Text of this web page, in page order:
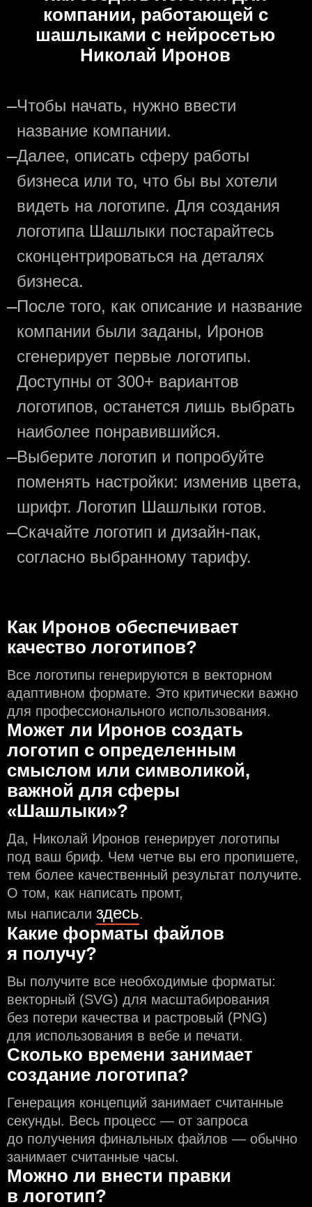
компании, работающей с
шашлыками с нейросетью
Николай Иронов
—Чтобы начать, нужно ввести
название компании.
—Далее, описать сферу работы
бизнеса или то, что бы вы хотели
видеть на логотипе. Для создания
логотипа Шашлыки постарайтесь
сконцентрироваться на деталях
бизнеса.
—После того, как описание и название
компании были заданы, Иронов
сгенерирует первые логотипы.
Доступны от 300+ вариантов
логотипов, останется лишь выбрать
наиболее понравившийся.
—Выберите логотип и попробуйте
поменять настройки: изменив цвета,
шрифт. Логотип Шашлыки готов.
—Скачайте логотип и дизайн-пак,
согласно выбранному тарифу.
Как Иронов обеспечивает
качество логотипов?
Все логотипы генерируются в векторном
адаптивном формате. Это критически важно
для профессионального использования.
Может ли Иронов создать
логотип с определeнным
смыслом или символикой,
важной для сферы
«Шашлыки»?
Да, Николай Иронов генерирует логотипы
под ваш бриф. Чем чeтче вы его пропишете,
тем более качественный результат получите.
О том, как написать промт,
мы написали здесь.
Какие форматы файлов
я получу?
Вы получите все необходимые форматы:
векторный (SVG) для масштабирования
без потери качества и растровый (PNG)
для использования в вебе и печати.
Сколько времени занимает
создание логотипа?
Генерация концепций занимает считанные
секунды. Весь процесс — от запроса
до получения финальных файлов — обычно
занимает считанные часы.
Можно ли внести правки
в логотип?